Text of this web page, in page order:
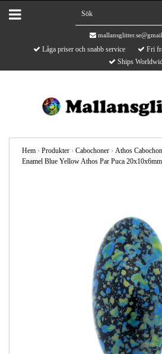
Låga priser och snabb service
Fri
Ships
Hem › Produkter › Cabochoner › Athos
Enamel Blue Yellow Athos Par Puca